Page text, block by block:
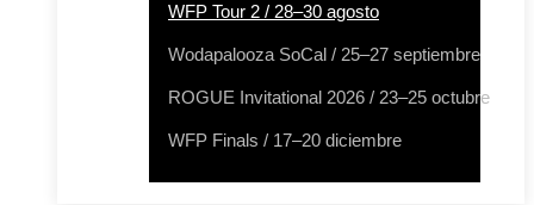
WFP Tour 2 / 28–30 agosto
Wodapalooza SoCal / 25–27 septiembre
ROGUE Invitational 2026 / 23–25 octubre
WFP Finals / 17–20 diciembre